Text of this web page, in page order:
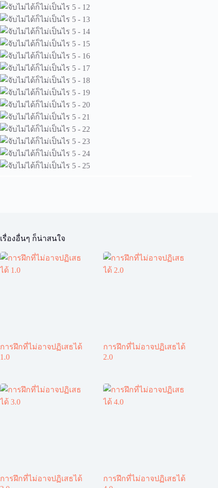
เรื่องอื่นๆ ก็น่าสนใจ
การฝึกที่ไม่อาจปฏิเสธได้
1.0
การฝึกที่ไม่อาจปฏิเสธได้
2.0
การฝึกที่ไม่อาจปฏิเสธได้
การฝึกที่ไม่อาจปฏิเสธได้